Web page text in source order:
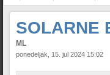
SOLARNE
ML
ponedeljak, 15. jul 2024 15:02